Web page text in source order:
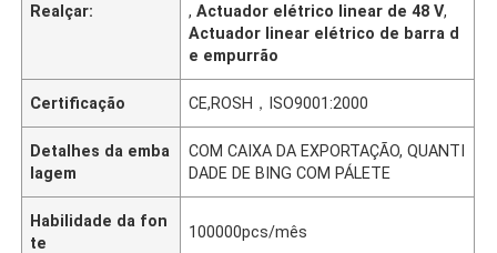
Realçar:
,Actuador elétrico linear de 48 V,
Actuador linear elétrico de barra d
e empurrão
Certificação CE,ROSH，ISO9001:2000
Detalhes da emba
lagem
COM CAIXA DA EXPORTAÇÃO, QUANTI
DADE DE BING COM PÁLETE
Habilidade da fon
te
100000pcs/mês